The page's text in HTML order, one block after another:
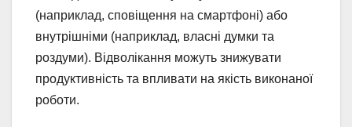
(наприклад, сповіщення на смартфоні) або
внутрішніми (наприклад, власні думки та
роздуми). Відволікання можуть знижувати
продуктивність та впливати на якість виконаної
роботи.